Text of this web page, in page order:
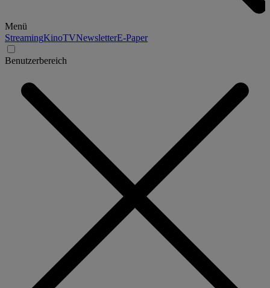
Menü
StreamingKinoTVNewsletterE-Paper
Benutzerbereich